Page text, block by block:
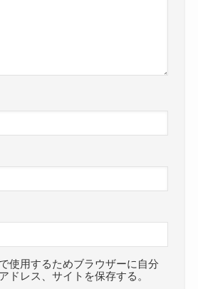
使用するためブラウザーに自分
ドレス、サイトを保存する。